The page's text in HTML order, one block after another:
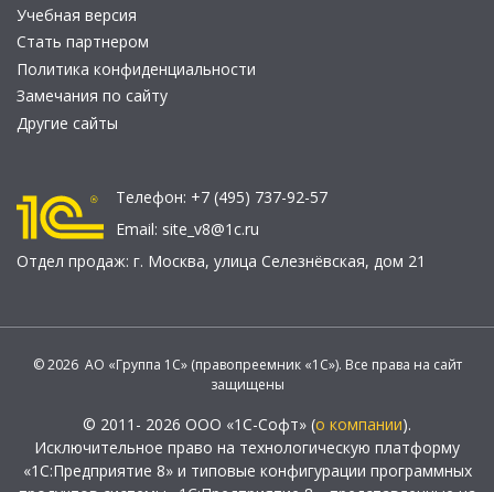
Учебная версия
Стать партнером
Политика конфиденциальности
Замечания по сайту
Другие сайты
Телефон: +7 (495) 737-92-57
Email: site_v8@1c.ru
Отдел продаж: г. Москва, улица Селезнёвская, дом 21
© 2026 АО «Группа 1С» (правопреемник «1С»). Все права на сайт
защищены
© 2011- 2026 ООО «1С-Софт» (о компании).
Исключительное право на технологическую платформу
«1С:Предприятие 8» и типовые конфигурации программных